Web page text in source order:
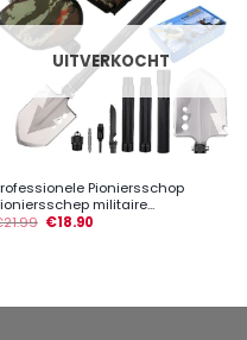
UITVERKOCHT
Pioniersschop
militaire...
21.99 €18.90